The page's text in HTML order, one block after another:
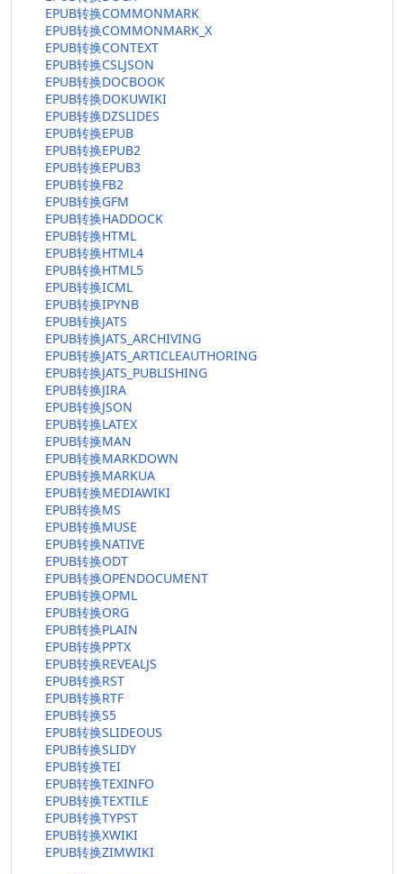
EPUB转换COMMONMARK
EPUB转换COMMONMARK_X
EPUB转换CONTEXT
EPUB转换CSLJSON
EPUB转换DOCBOOK
EPUB转换DOKUWIKI
EPUB转换DZSLIDES
EPUB转换EPUB
EPUB转换EPUB2
EPUB转换EPUB3
EPUB转换FB2
EPUB转换GFM
EPUB转换HADDOCK
EPUB转换HTML
EPUB转换HTML4
EPUB转换HTML5
EPUB转换ICML
EPUB转换IPYNB
EPUB转换JATS
EPUB转换JATS_ARCHIVING
EPUB转换JATS_ARTICLEAUTHORING
EPUB转换JATS_PUBLISHING
EPUB转换JIRA
EPUB转换JSON
EPUB转换LATEX
EPUB转换MAN
EPUB转换MARKDOWN
EPUB转换MARKUA
EPUB转换MEDIAWIKI
EPUB转换MS
EPUB转换MUSE
EPUB转换NATIVE
EPUB转换ODT
EPUB转换OPENDOCUMENT
EPUB转换OPML
EPUB转换ORG
EPUB转换PLAIN
EPUB转换PPTX
EPUB转换REVEALJS
EPUB转换RST
EPUB转换RTF
EPUB转换S5
EPUB转换SLIDEOUS
EPUB转换SLIDY
EPUB转换TEI
EPUB转换TEXINFO
EPUB转换TEXTILE
EPUB转换TYPST
EPUB转换XWIKI
EPUB转换ZIMWIKI